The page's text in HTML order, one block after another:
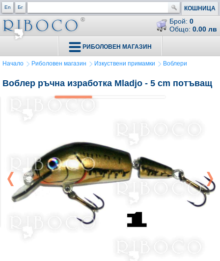
En Бг КОШНИЦА
Брой: 0
Общо: 0.00 лв
РИБОЛОВЕН МАГАЗИН
Начало Риболовен магазин Изкуствени примамки Воблери
Воблер ръчна изработка Mladjo - 5 cm потъващ